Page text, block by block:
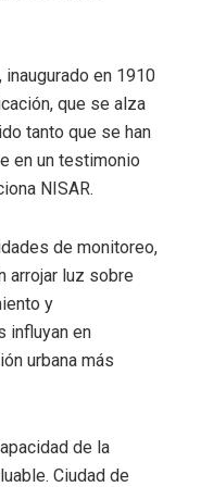
en 1910
que se alza
tanto que se han
en un testimonio
NISAR.
de monitoreo,
arrojar luz sobre
y
influyan en
urbana más
de la
Ciudad de